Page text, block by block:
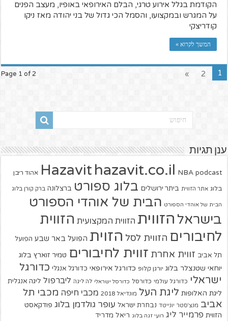
הקודמת בגלל אירוע טרגי, הבלם האירופאי באופיו, מעצב הפנים
על המגרש ובמקצועו, והסמל הכי גדול של בני יהודה מאז ניקו
קודריצקי
המשך לקרוא »
Page 1 of 2 1
2
»
ענן תגיות
Hazavit hazavit.co.il NBA podcast אהוד ריבן
בלוג אתר הזווית ביתר ירושלים בלוג ספורט ברצלונה ברק קורן בלוג
הבית של אוהדי הספורט הבית של אוהדי הספורט
בישראל הזווית הזווית המקצועית הזווית
לחיבורים הזווית לסל הזוית הפועל באר שבע הפועל
תל אביב זווית אחרת זווית לחיבורים טמיר זוארץ בלוג
יוחאי שטנצלר בלוג יורגן קלופ כדורגל אירופאי כדורגל אנגלי כדורגל
ישראלי כדורגל עולמי כדורסל כדורסל ישראלי לה ליגה ליברפול ליגה אנגלית
ליגת האלופות ליגת העל מונדיאל 2018 מכבי חיפה מכבי תל
אביב מנצ'סטר יונייטד נבחרת ישראל עופר גולדמן בלוג פודקאסט
הזווית פרמייר ליג רועי זגה בלוג ריאל מדריד